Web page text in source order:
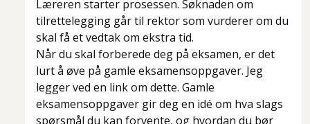
Læreren starter prosessen. Søknaden om
tilrettelegging går til rektor som vurderer om du
skal få et vedtak om ekstra tid.
Når du skal forberede deg på eksamen, er det
lurt å øve på gamle eksamensoppgaver. Jeg
legger ved en link om dette. Gamle
eksamensoppgaver gir deg en idé om hva slags
spørsmål du kan forvente, og hvordan du bør